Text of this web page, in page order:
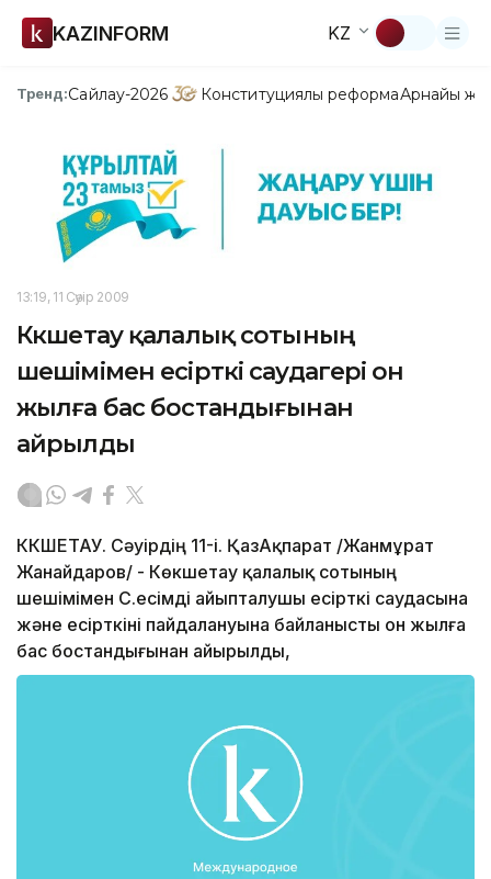
KAZINFORM KZ
Тренд:Сайлау-2026 Конституциялық реформаАрнайы
13:19, 11 Сәуір 2009
Көкшетау қалалық сотының
шешімімен есірткі саудагері он
жылға бас бостандығынан
айрылды
КӨКШЕТАУ. Сәуірдің 11-і. ҚазАқпарат /Жанмұрат
Жанайдаров/ - Көкшетау қалалық сотының
шешімімен С.есімді айыпталушы есірткі саудасына
және есірткіні пайдалануына байланысты он жылға
бас бостандығынан айырылды,